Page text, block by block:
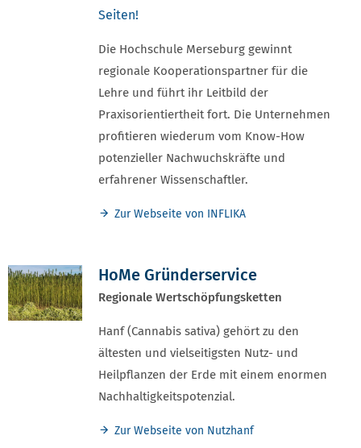
Seiten!
Die Hochschule Merseburg gewinnt
regionale Kooperationspartner für die
Lehre und führt ihr Leitbild der
Praxisorientiertheit fort. Die Unternehmen
profitieren wiederum vom Know-How
potenzieller Nachwuchskräfte und
erfahrener Wissenschaftler.
Zur Webseite von INFLIKA
HoMe Gründerservice
Regionale Wertschöpfungsketten
Hanf (Cannabis sativa) gehört zu den
ältesten und vielseitigsten Nutz- und
Heilpflanzen der Erde mit einem enormen
Nachhaltigkeitspotenzial.
Zur Webseite von Nutzhanf